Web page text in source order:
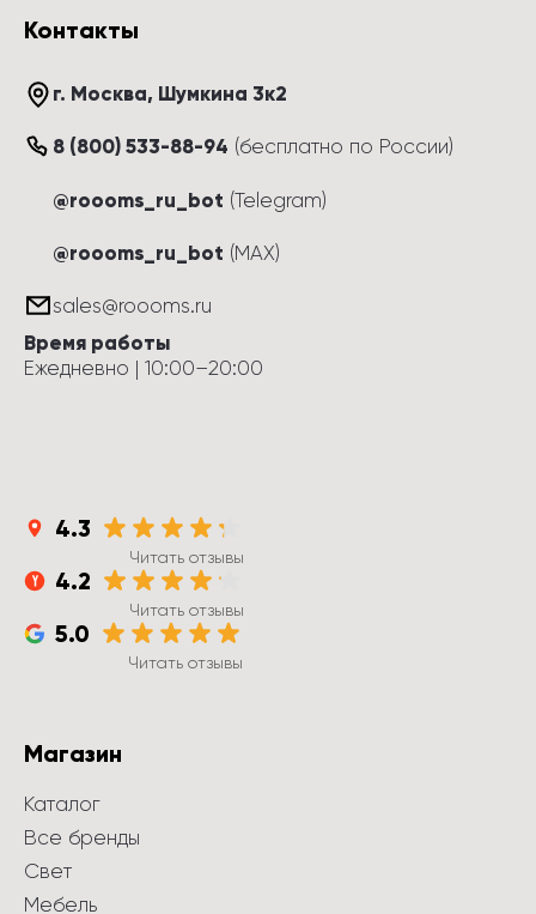
Контакты
г. Москва, Шумкина 3к2
8 (800) 533-88-94 (бесплатно по России)
@roooms_ru_bot (Telegram)
@roooms_ru_bot (MAX)
sales@roooms.ru
Время работы
Ежедневно | 10:00–20:00
4.3
Читать отзывы
4.2
Читать отзывы
5.0
Читать отзывы
Магазин
Каталог
Все бренды
Свет
Мебель